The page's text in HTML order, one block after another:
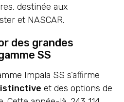
destinée aux
et NASCAR.
des grandes
SS
Impala SS s’affirme
et des options de